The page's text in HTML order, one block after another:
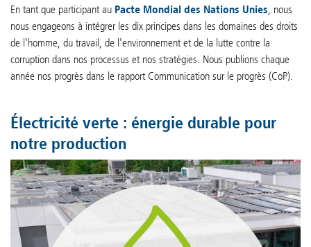
En tant que participant au Pacte Mondial des Nations Unies , nous
nous engageons à intégrer les dix principes dans les domaines des droits
de l'homme, du travail, de l'environnement et de la lutte contre la
corruption dans nos processus et nos stratégies. Nous publions chaque
année nos progrès dans le rapport Communication sur le progrès (CoP).
Électricité verte : énergie durable pour
notre production